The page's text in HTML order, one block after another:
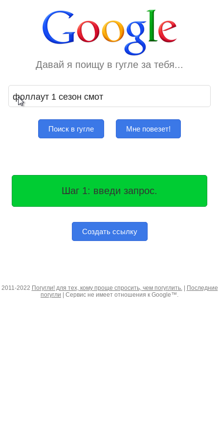
Давай я поищу в гугле за тебя...
Поиск в гугле Мне повезет!
Шаг 1: введи запрос.
Создать ссылку
2011-2022 Погугли! для тех, кому проще спросить, чем погуглить.|
Последние
погугли | Сервис не имеет отношения к Google™.